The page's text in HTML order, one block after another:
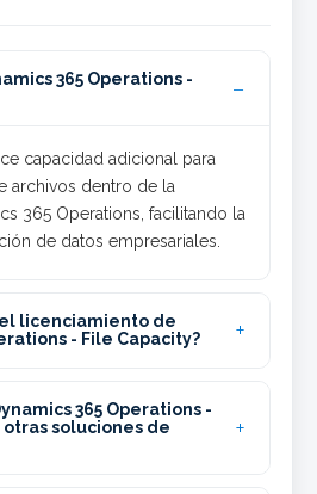
365 Operations -
capacidad adicional para
archivos dentro de la
365 Operations, facilitando la
de datos empresariales.
licenciamiento de
- File Capacity?
365 Operations -
otras soluciones de